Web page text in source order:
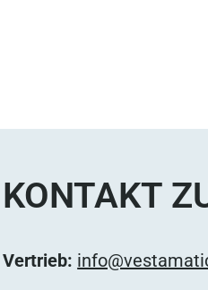
KONTAKT
Vertrieb: